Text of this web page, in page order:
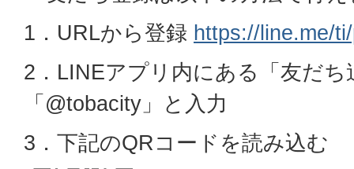
1．URLから登録 https://line.me/
2．LINEアプリ内にある「友だ
「@tobacity」と入力
3．下記のQRコードを読み込む